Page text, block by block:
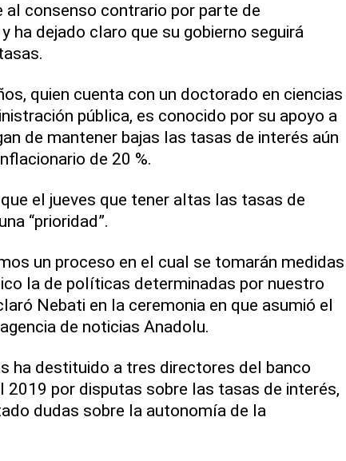
al consenso contrario por parte de
ha dejado claro que su gobierno seguirá
quien cuenta con un doctorado en ciencias
pública, es conocido por su apoyo a
de mantener bajas las tasas de interés aún
de 20 %.
el jueves que tener altas las tasas de
“prioridad”.
un proceso en el cual se tomarán medidas
la de políticas determinadas por nuestro
Nebati en la ceremonia en que asumió el
de noticias Anadolu.
ha destituido a tres directores del banco
2019 por disputas sobre las tasas de interés,
dudas sobre la autonomía de la